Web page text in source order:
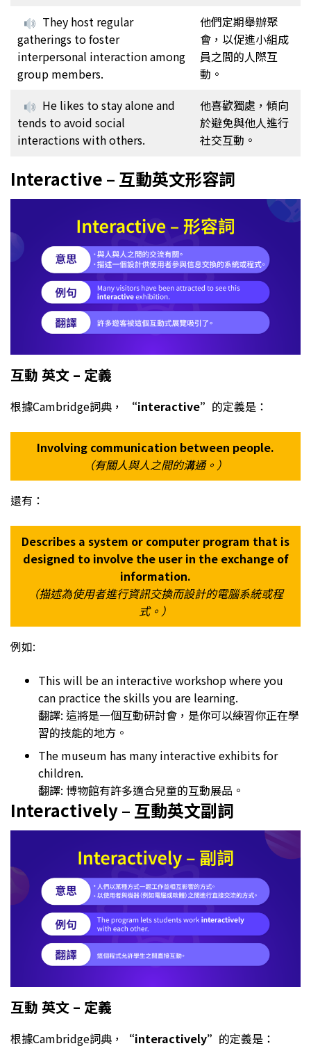
They host regular
gatherings to foster
interpersonal interaction among
group members.
他們定期舉辦聚
會，以促進小組成
員之間的人際互
動。
He likes to stay alone and
tends to avoid social
interactions with others.
他喜歡獨處，傾向
於避免與他人進行
社交互動。
Interactive – 互動英文形容詞
互動 英文 – 定義
根據Cambridge詞典， “interactive” 的定義是：
Involving communication between people.
（有關人與人之間的溝通。）
還有：
Describes a system or computer program that is
designed to involve the user in the exchange of
information.
（描述為使用者進行資訊交換而設計的電腦系統或程
式。）
例如:
This will be an interactive workshop where you
can practice the skills you are learning.
翻譯: 這將是一個互動研討會，是你可以練習你正在學
習的技能的地方。
The museum has many interactive exhibits for
children.
翻譯: 博物館有許多適合兒童的互動展品。
Interactively – 互動英文副詞
互動 英文 – 定義
根據Cambridge詞典， “interactively” 的定義是：